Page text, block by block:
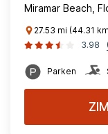
Miramar Beach,
27.53 mi (44.31
3.98
Parken